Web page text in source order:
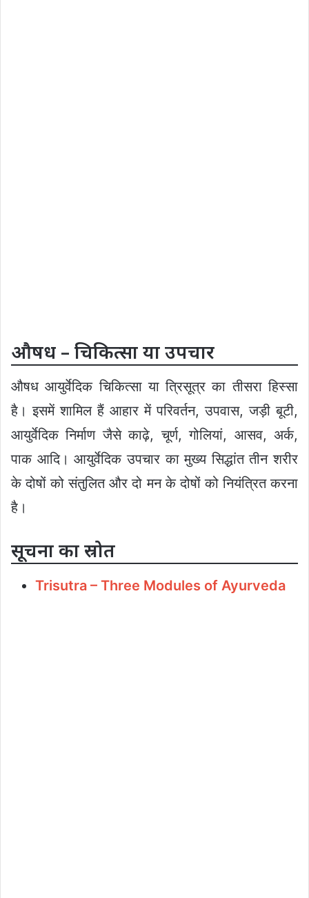
औषध – चिकित्सा या उपचार
औषध आयुर्वेदिक चिकित्सा या त्रिसूत्र का तीसरा हिस्सा
है। इसमें शामिल हैं आहार में परिवर्तन, उपवास, जड़ी बूटी,
आयुर्वेदिक निर्माण जैसे काढ़े, चूर्ण, गोलियां, आसव, अर्क,
पाक आदि। आयुर्वेदिक उपचार का मुख्य सिद्धांत तीन शरीर
के दोषों को संतुलित और दो मन के दोषों को नियंत्रित करना
है।
सूचना का स्रोत
Trisutra – Three Modules of Ayurveda